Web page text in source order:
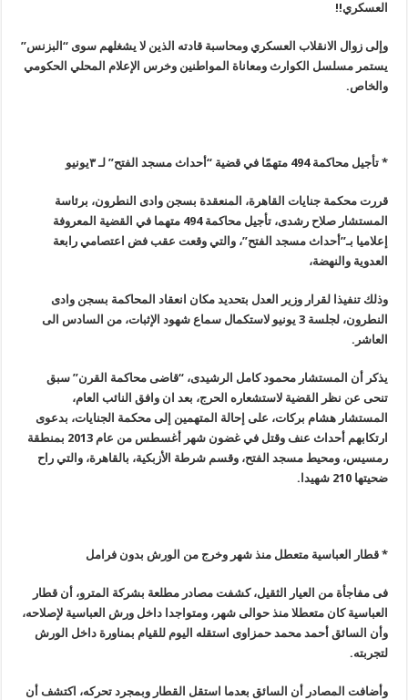
العسكري!!
وإلى زوال الانقلاب العسكري ومحاسبة قادته الذين لا يشغلهم سوى “البزنس”
يستمر مسلسل الكوارث ومعاناة المواطنين وخرس الإعلام المحلي الحكومي
والخاص.
* تأجيل محاكمة 494 متهمًا في قضية “أحداث مسجد الفتح” لـ ٣يونيو
قررت محكمة جنايات القاهرة، المنعقدة بسجن وادى النطرون، برئاسة
المستشار صلاح رشدى، تأجيل محاكمة 494 متهما في القضية المعروفة
إعلاميا بـ”أحداث مسجد الفتح”، والتي وقعت عقب فض اعتصامي رابعة
العدوية والنهضة،
وذلك تنفيذا لقرار وزير العدل بتحديد مكان انعقاد المحاكمة بسجن وادى
النطرون، لجلسة 3 يونيو لاستكمال سماع شهود الإثبات، من السادس الى
العاشر .
يذكر أن المستشار محمود كامل الرشيدى، “قاضى محاكمة القرن” سبق
تنحى عن نظر القضية لاستشعاره الحرج، بعد ان وافق النائب العام،
المستشار هشام بركات، على إحالة المتهمين إلى محكمة الجنايات، بدعوى
ارتكابهم أحداث عنف وقتل في غضون شهر أغسطس من عام 2013 بمنطقة
رمسيس، ومحيط مسجد الفتح، وقسم شرطة الأزبكية، بالقاهرة، والتي راح
ضحيتها 210 شهيدا
.
* قطار العباسية متعطل منذ شهر وخرج من الورش بدون فرامل
فى مفاجأة من العيار الثقيل، كشفت مصادر مطلعة بشركة المترو، أن قطار
العباسية كان متعطلا منذ حوالى شهر، ومتواجدا داخل ورش العباسية لإصلاحه،
وأن السائق أحمد محمد حمزاوى استقله اليوم للقيام بمناورة داخل الورش
لتجربته.
وأضافت المصادر أن السائق بعدما استقل القطار وبمجرد تحركه، اكتشف أن